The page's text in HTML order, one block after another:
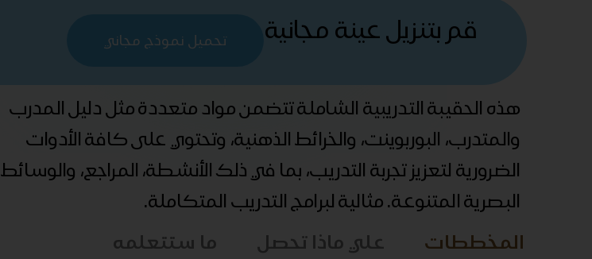
قم بتنزيل عينة مجانية تحميل نموذج مجاني
هذه الحقيبة التدريبية الشاملة تتضمن مواد متعددة مثل دليل المدرب
والمتدرب، البوربوينت، والخرائط الذهنية، وتحتوي على كافة الأدوات
الضرورية لتعزيز تجربة التدريب، بما في ذلك الأنشطة، المراجع، والوسائط
البصرية المتنوعة. مثالية لبرامج التدريب المتكاملة.
المخططات علي ماذا تحصل ما ستتعلمه